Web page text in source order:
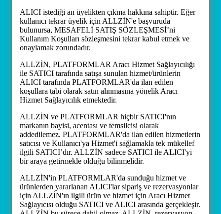
ALICI istediği an üyelikten çıkma hakkına sahiptir. Eğer
kullanıcı tekrar üyelik için ALLZİN'e başvuruda
bulunursa, MESAFELİ SATIŞ SÖZLEŞMESİ’ni
Kullanım Koşulları sözleşmesini tekrar kabul etmek ve
onaylamak zorundadır.
ALLZİN, PLATFORMLAR Aracı Hizmet Sağlayıcılığı
ile SATICI tarafında satışa sunulan hizmet/ürünlerin
ALICI tarafında PLATFORMLAR'da ilan edilen
koşullara tabi olarak satın alınmasına yönelik Aracı
Hizmet Sağlayıcılık etmektedir.
ALLZİN ve PLATFORMLAR hiçbir SATICI'nın
markanın bayisi, acentası ve temsilcisi olarak
addedilemez. PLATFORMLAR'da ilan edilen hizmetlerin
satıcısı ve Kullanıcı'ya Hizmet'i sağlamakla tek mükellef
ilgili SATICI’dır. ALLZİN sadece SATICI ile ALICI'yi
bir araya getirmekle olduğu bilinmelidir.
ALLZİN'in PLATFORMLAR'da sunduğu hizmet ve
ürünlerden yararlanan ALICI'lar sipariş ve rezervasyonlar
için ALLZİN'ın ilgili ürün ve hizmet için Aracı Hizmet
Sağlayıcısı olduğu SATICI ve ALICI arasında gerçekleşir.